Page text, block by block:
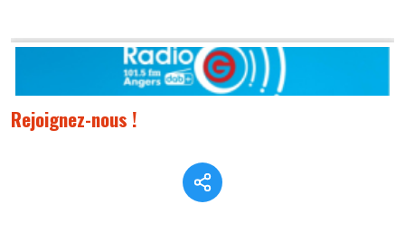
Rejoignez-nous !